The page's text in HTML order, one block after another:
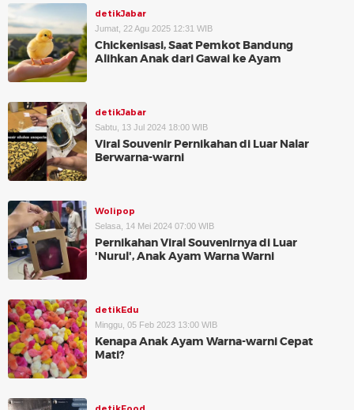
detikJabar
Jumat, 22 Agu 2025 12:31 WIB
Chickenisasi, Saat Pemkot Bandung
Alihkan Anak dari Gawai ke Ayam
detikJabar
Sabtu, 13 Jul 2024 18:00 WIB
Viral Souvenir Pernikahan di Luar Nalar
Berwarna-warni
Wolipop
Selasa, 14 Mei 2024 07:00 WIB
Pernikahan Viral Souvenirnya di Luar
'Nurul', Anak Ayam Warna Warni
detikEdu
Minggu, 05 Feb 2023 13:00 WIB
Kenapa Anak Ayam Warna-warni Cepat
Mati?